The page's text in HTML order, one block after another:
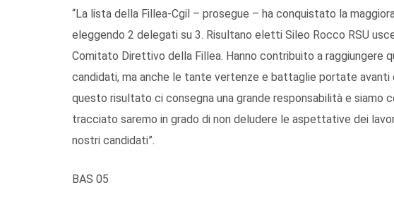
“La lista della Fillea-Cgil – prosegue – ha conquistato la
eleggendo 2 delegati su 3. Risultano eletti Sileo Rocco RSU
Comitato Direttivo della Fillea. Hanno contribuito a raggiungere
candidati, ma anche le tante vertenze e battaglie portate avanti
questo risultato ci consegna una grande responsabilità e siamo
tracciato saremo in grado di non deludere le aspettative dei
nostri candidati”.
BAS 05